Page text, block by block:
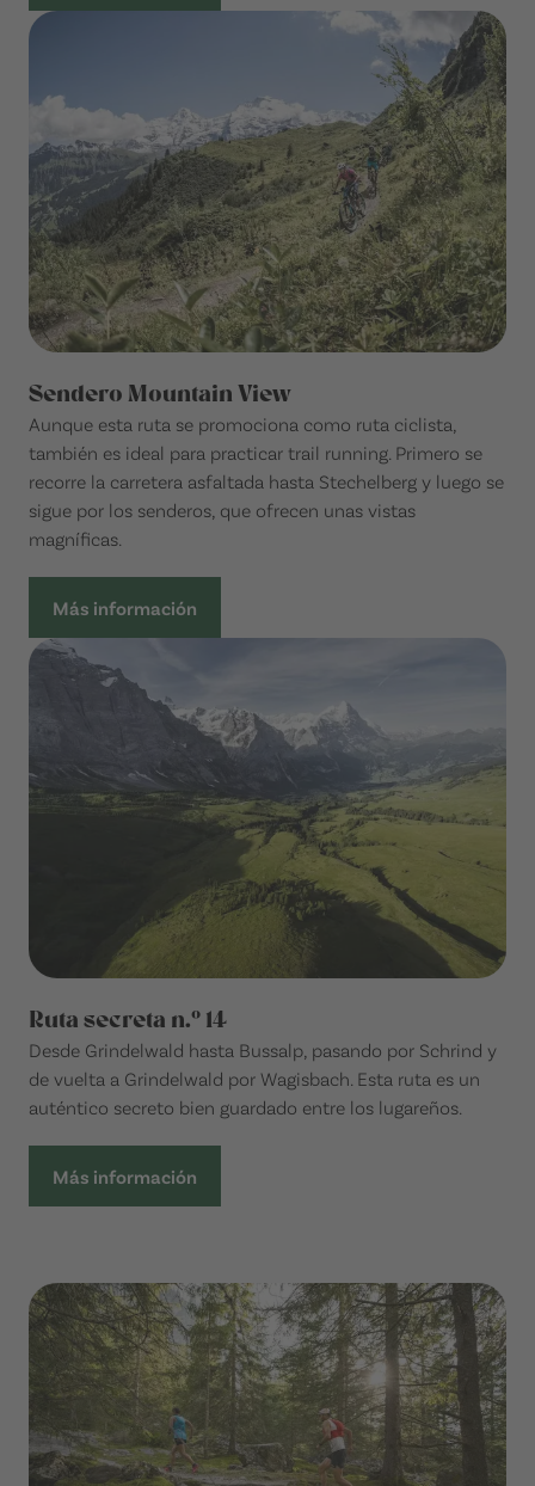
Sendero Mountain View
Aunque esta ruta se promociona como ruta ciclista,
también es ideal para practicar trail running. Primero se
recorre la carretera asfaltada hasta Stechelberg y luego se
sigue por los senderos, que ofrecen unas vistas
magníficas.
Más información
Ruta secreta n.º 14
Desde Grindelwald hasta Bussalp, pasando por Schrind y
de vuelta a Grindelwald por Wagisbach. Esta ruta es un
auténtico secreto bien guardado entre los lugareños.
Más información